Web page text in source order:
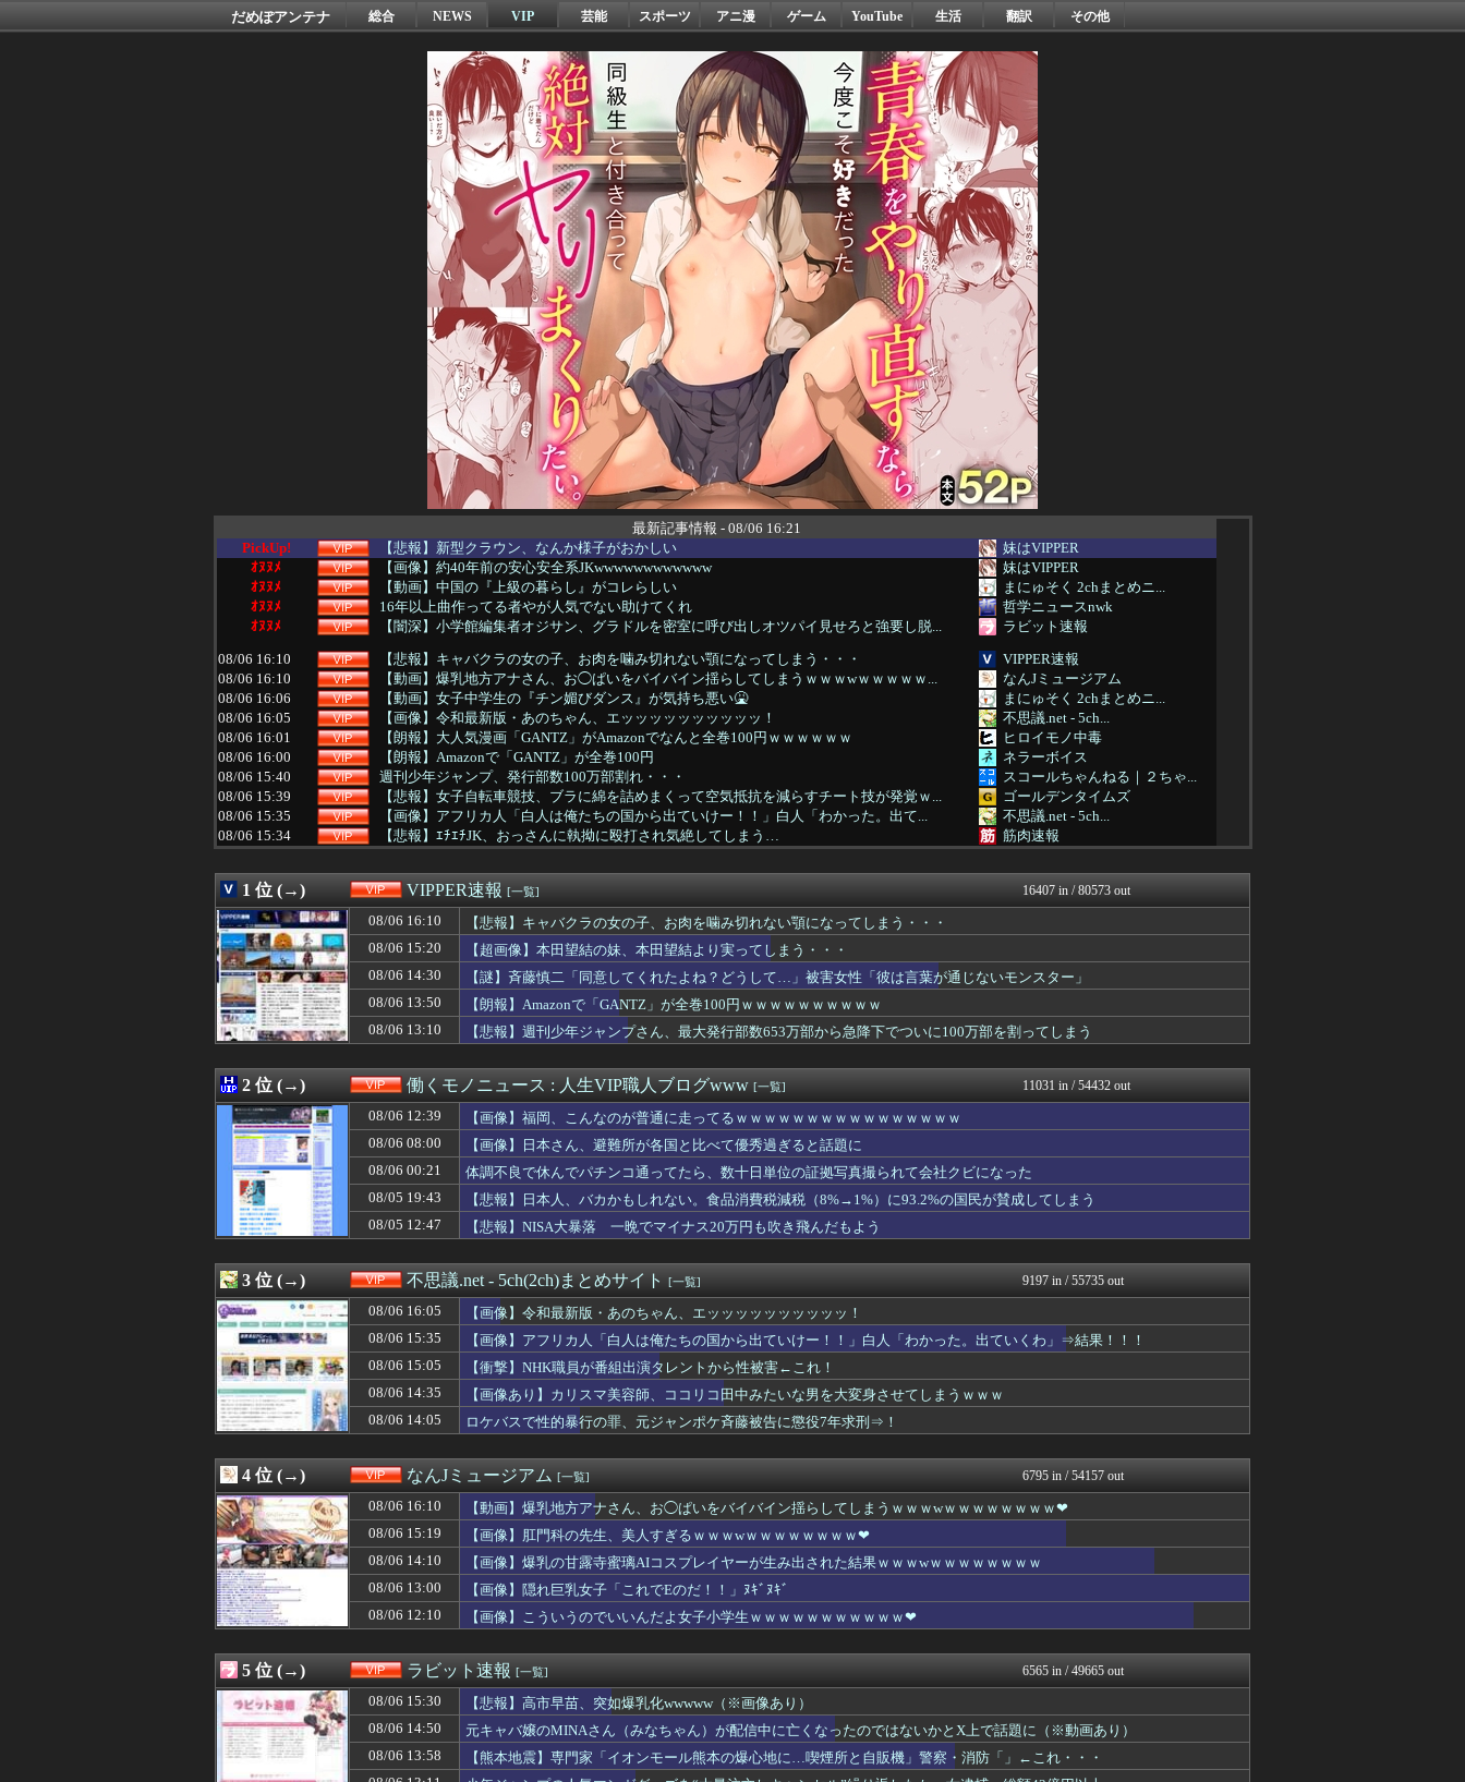
だめぽアンテナ 総合 NEWS VIP 芸能 スポーツ アニ漫 ゲーム YouTube 生活 翻訳 その他
最新記事情報 - 08/06 16:21
PickUp!
【悲報】新型クラウン、なんか様子がおかしい
妹はVIPPER
ｵﾇﾇﾒ
【画像】約40年前の安心安全系JKwwwwwwwwwwww
妹はVIPPER
ｵﾇﾇﾒ
【動画】中国の『上級の暮らし』がコレらしい
まにゅそく 2chまとめニ...
ｵﾇﾇﾒ
16年以上曲作ってる者やが人気でない助けてくれ
哲学ニュースnwk
ｵﾇﾇﾒ
【闇深】小学館編集者オジサン、グラドルを密室に呼び出しオツパイ見せろと強要し脱...
ラビット速報
08/06 16:10
【悲報】キャバクラの女の子、お肉を噛み切れない顎になってしまう・・・
VIPPER速報
08/06 16:10
【動画】爆乳地方アナさん、お◯ぱいをバイバイン揺らしてしまうｗｗｗwｗｗｗｗｗ...
なんJミュージアム
08/06 16:06
【動画】女子中学生の『チン媚びダンス』が気持ち悪い🤮
まにゅそく 2chまとめニ...
08/06 16:05
【画像】令和最新版・あのちゃん、エッッッッッッッッッッ！
不思議.net - 5ch...
08/06 16:01
【朗報】大人気漫画「GANTZ」がAmazonでなんと全巻100円ｗｗｗｗｗｗ
ヒロイモノ中毒
08/06 16:00
【朗報】Amazonで「GANTZ」が全巻100円
ネラーボイス
08/06 15:40
週刊少年ジャンプ、発行部数100万部割れ・・・
スコールちゃんねる｜２ちゃ...
08/06 15:39
【悲報】女子自転車競技、ブラに綿を詰めまくって空気抵抗を減らすチート技が発覚ｗ...
ゴールデンタイムズ
08/06 15:35
【画像】アフリカ人「白人は俺たちの国から出ていけー！！」白人「わかった。出て...
不思議.net - 5ch...
08/06 15:34
【悲報】ｴﾁｴﾁJK、おっさんに執拗に殴打され気絶してしまう…
筋肉速報
08/06 15:33
【画像】清楚系女性声優さん、ヘソ出しでベッドイン画像を投稿してしまう…
いたしん！
08/06 15:33
「稼ぎ頭は妻」の夫婦、離婚率が3倍になることが明らかに
はーとログ
08/06 15:30
高ぇよ…〈年金月10万円〉74歳おひとりさま男性の悲鳴。「惣菜すら手が出ない」
08/06 15:30
【悲報】高市早苗、突如爆乳化wwwww（※画像あり）
ラビット速報
08/06 15:25
【悲報】既婚者ワイ(31)行き遅れBBA(39)にロックオンwwww
08/06 15:22
彼女の家が貧い場合、結婚はやめたほうがいいと思う？
はーとログ
08/06 15:20
【超画像】本田望結の妹、本田望結より実ってしまう・・・
VIPPER速報
08/06 15:19
【画像】肛門科の先生、美人すぎるｗｗｗwｗｗｗｗｗｗｗｗ❤
なんJミュージアム
08/06 15:17
【悲報】 東大教授(60代)、入試サイトのソースコードに「六四天安門」と埋め込...
ゴールデンタイムズ
08/06 15:15
亜鉛１日100mg飲んだらこうなるwww
まとめCUP
08/06 15:10
【画像】長瀬智也さん、バイク画像を投稿するも見た目が汚らしいとネットの女性たち...
スコールちゃんねる｜２ちゃ...
08/06 15:10
【悲報】高級ブランドの服、もうめちゃくちゃ
08/06 15:09
【動画あり】高市首相、広島原爆の日のあいさつで噛んでしまい全国ニュースになって...
コノユビニュース｜みんなの...
08/06 15:09
ワイの新NISA、『爆益』をマジで生み出してしまうwwwwwwwww
08/06 15:05
【衝撃】NHK職員が番組出演タレントから性被害←これ！
不思議.net - 5ch...
08/06 15:03
【悲報】マジでハゲてきた。助けて
Zチャンネル＠VIP
08/06 15:03
【画像】まんさん、猫ちゃんの入れ墨入れてしまう…🐯
いたしん！
08/06 15:03
生活保護ワイ 近所の祭りに参戦するも
08/06 15:00
サカナ山口、アジカン後藤「BUMPが邦ロックを一変させた」
あらまめ2ch
08/06 14:50
元キャバ嬢のMINAさん（みなちゃん）が配信中に亡くなったのではないかとX上で...
ラビット速報
08/06 14:45
姪にちoぽしゃぶらせたらこうなるwww
08/06 14:44
【悲報】松屋の定食、一般サラリーマンが手の届かない昼飯になってしまうwwwww...
はーとログ
08/06 14:35
【画像あり】カリスマ美容師、ココリコ田中みたいな男を大変身させてしまうｗｗｗ
不思議.net - 5ch...
08/06 14:34
【動画】補欠野球部のキレキレダンスがこちらｗｗｗｗｗｗｗｗｗｗｗｗｗ
08/06 14:33
【ｼｺ画像】まんさん、特盛りお◯ぱいを晒してしまうｗｗｗｗｗｗｗｗｗｗｗ
えっ!?またここのサイト?
08/06 14:33
ぼく「子供は最低5人は欲しいね！」嫁「2人くらいで十分でしょ………」ぼく「はぁ...
はーとログ
08/06 14:33
【画像】ボーッシュJS8歳が23歳になった結果ｗ
08/06 14:30
「認知症」になりたくないなら「お酒」をやめて 一番認知症に良くないのは「お酒」...
【2ch】ニュー速クオリテ...
08/06 14:30
Switch2のゲームがやりたいのに内蔵容量が足りなくてゲームができない
あらまめ2ch
08/06 14:25
【驚愕】イギリスの風俗店に行った結果ｗｗｗｗｗｗｗｗｗwwww
バズッター速報
08/06 14:22
俺の彼女が馬鹿すぎてもう別れようか迷ってる
はーとログ
08/06 14:18
【衝撃】サカナ山口、アジカン後藤「BUMPが邦ロックを一変させた」←これｗｗｗ...
08/06 14:10
【画像】爆乳の甘露寺蜜璃AIコスプレイヤーが生み出された結果ｗｗｗwｗｗｗｗｗ...
なんJミュージアム
08/06 14:09
【画像あり】ついに国産リアルヒューマノイドｷﾀ━━━━━━(ﾟ∀ﾟ)━━━━━...
08/06 14:09
【画像】美人女子高校生の『油絵』がガチで上手wwwwww
ぶる速-VIP
08/06 14:06
【画像】夏のバイクがヤバすぎるｗｗｗｗｗ
08/06 14:03
【悲報】 週刊少年ジャンプさん、最大発行部数653万部から急降下でついに100...
Zチャンネル＠VIP
08/06 14:03
【炎上】AKBアイドルが男性アイドルへ「童貞ですか？」→セクハラだと大炎上ｗｗ...
いたしん！
08/06 14:00
【衝撃】ジャンプストアで大量注文→キャンセルを繰り返した32歳女を逮捕 238...
08/06 14:00
10代「ローゼンメイデンのアニメなんて知らない」8割
マジキチ速報
08/06 14:00
ジャンポケ斉藤の被害女性「事件後にバウムクーヘン売ったりTikTokライブして...
キニ速
08/06 14:00
【悲報】セブンイレブンのおにぎりの価格、もはや限界を超える
ネラーボイス
08/06 14:00
【画像】女性さん被災地に手作りおにぎりを出荷ｗｗｗ
【2ch】ニュー速クオリテ...
1 位 (→) VIPPER速報 [一覧] 16407 in / 80573 out
08/06 16:10
【悲報】キャバクラの女の子、お肉を噛み切れない顎になってしまう・・・
08/06 15:20
【超画像】本田望結の妹、本田望結より実ってしまう・・・
08/06 14:30
【謎】斉藤慎二「同意してくれたよね？どうして…」被害女性「彼は言葉が通じないモンスター」
08/06 13:50
【朗報】Amazonで「GANTZ」が全巻100円ｗｗｗｗｗｗｗｗｗｗ
08/06 13:10
【悲報】週刊少年ジャンプさん、最大発行部数653万部から急降下でついに100万部を割ってしまう
2 位 (→) 働くモノニュース : 人生VIP職人ブログwww [一覧] 11031 in / 54432 out
08/06 12:39
【画像】福岡、こんなのが普通に走ってるｗｗｗｗｗｗｗｗｗｗｗｗｗｗｗｗ
08/06 08:00
【画像】日本さん、避難所が各国と比べて優秀過ぎると話題に
08/06 00:21
体調不良で休んでパチンコ通ってたら、数十日単位の証拠写真撮られて会社クビになった
08/05 19:43
【悲報】日本人、バカかもしれない。食品消費税減税（8%→1%）に93.2%の国民が賛成してしまう
08/05 12:47
【悲報】NISA大暴落 一晩でマイナス20万円も吹き飛んだもよう
3 位 (→) 不思議.net - 5ch(2ch)まとめサイト [一覧] 9197 in / 55735 out
08/06 16:05
【画像】令和最新版・あのちゃん、エッッッッッッッッッッ！
08/06 15:35
【画像】アフリカ人「白人は俺たちの国から出ていけー！！」白人「わかった。出ていくわ」⇒結果！！！
08/06 15:05
【衝撃】NHK職員が番組出演タレントから性被害←これ！
08/06 14:35
【画像あり】カリスマ美容師、ココリコ田中みたいな男を大変身させてしまうｗｗｗ
08/06 14:05
ロケバスで性的暴行の罪、元ジャンポケ斉藤被告に懲役7年求刑⇒！
4 位 (→) なんJミュージアム [一覧] 6795 in / 54157 out
08/06 16:10
【動画】爆乳地方アナさん、お◯ぱいをバイバイン揺らしてしまうｗｗｗwｗｗｗｗｗｗｗｗ❤
08/06 15:19
【画像】肛門科の先生、美人すぎるｗｗｗwｗｗｗｗｗｗｗｗ❤
08/06 14:10
【画像】爆乳の甘露寺蜜璃AIコスプレイヤーが生み出された結果ｗｗｗwｗｗｗｗｗｗｗｗ
08/06 13:00
【画像】隠れ巨乳女子「これでEのだ！！」ﾇｷﾞﾇｷﾞ
08/06 12:10
【画像】こういうのでいいんだよ女子小学生ｗｗｗｗｗｗｗｗｗｗｗ❤
5 位 (→) ラビット速報 [一覧] 6565 in / 49665 out
08/06 15:30
【悲報】高市早苗、突如爆乳化wwwww（※画像あり）
08/06 14:50
元キャバ嬢のMINAさん（みなちゃん）が配信中に亡くなったのではないかとX上で話題に（※動画あり）
08/06 13:58
【熊本地震】専門家「イオンモール熊本の爆心地に…喫煙所と自販機」警察・消防「」←これ・・・